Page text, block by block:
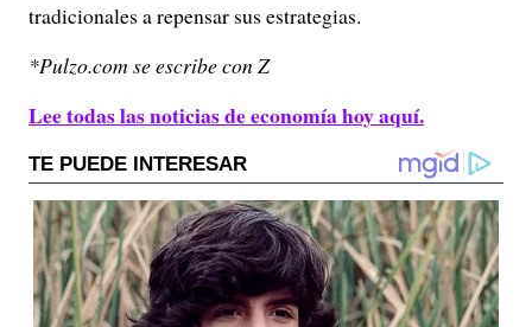
tradicionales a repensar sus estrategias.
*Pulzo.com se escribe con Z
Lee todas las noticias de economía hoy aquí.